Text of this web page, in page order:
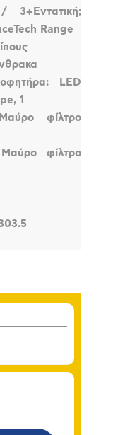
Range
LED
1
φίλτρο
φίλτρο